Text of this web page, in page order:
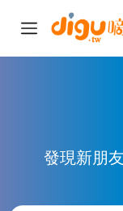
發現新朋